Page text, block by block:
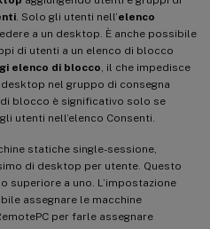
. Solo gli utenti nell’elenco
a un desktop. È anche possibile
di utenti a un elenco di blocco
elenco di blocco, il che impedisce
nel gruppo di consegna
blocco è significativo solo se
utenti nell’elenco Consenti.
statiche single-sessione,
di desktop per utente. Questo
superiore a uno. L’impostazione
assegnare le macchine
per farle assegnare